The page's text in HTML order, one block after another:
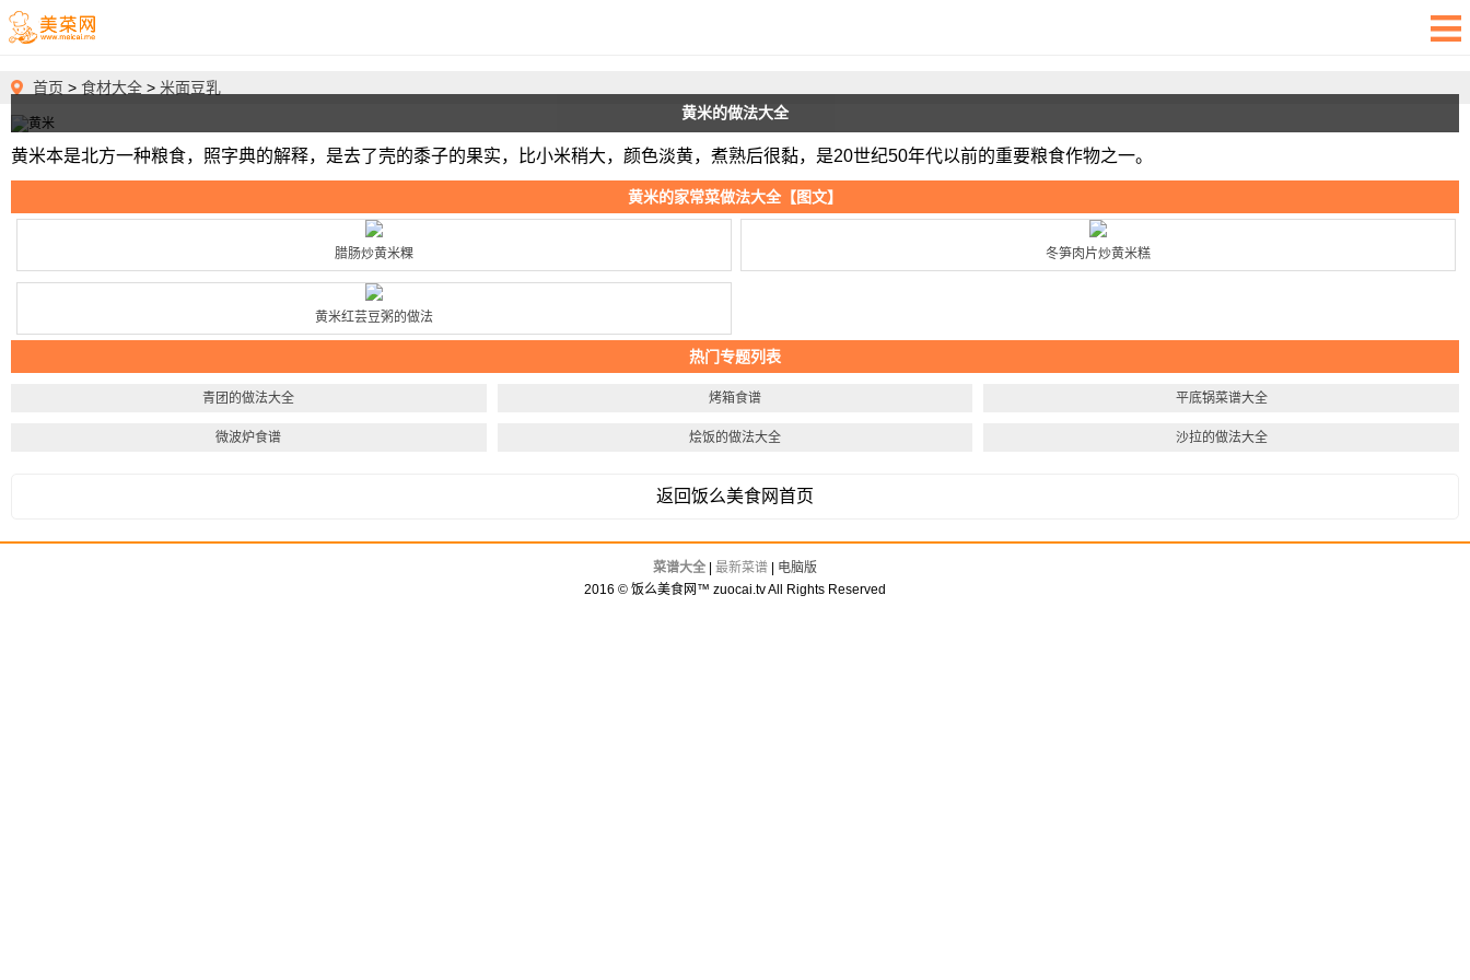
首页 > 食材大全 > 米面豆乳
黄米的做法大全
黄米本是北方一种粮食，照字典的解释，是去了壳的黍子的果实，比小米稍大，颜色淡黄，煮熟后很黏，是20世纪50年代以前的重要粮食作物之一。
黄米的家常菜做法大全【图文】
腊肠炒黄米粿 冬笋肉片炒黄米糕
黄米红芸豆粥的做法
热门专题列表
青团的做法大全 烤箱食谱 平底锅菜谱大全
微波炉食谱 烩饭的做法大全 沙拉的做法大全
返回饭么美食网首页
菜谱大全 最新菜谱
电脑版
2016 © 饭么美食网™ zuocai.tv All Rights Reserved